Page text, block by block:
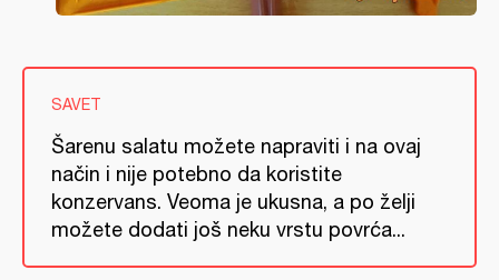
SAVET
Šarenu salatu možete napraviti i na ovaj
način i nije potebno da koristite
konzervans. Veoma je ukusna, a po želji
možete dodati još neku vrstu povrća...